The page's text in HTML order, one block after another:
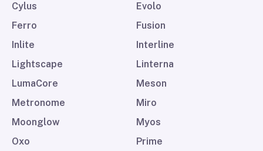
Cylus
Evolo
Ferro
Fusion
Inlite
Interline
Lightscape
Linterna
LumaCore
Meson
Metronome
Miro
Moonglow
Myos
Oxo
Prime